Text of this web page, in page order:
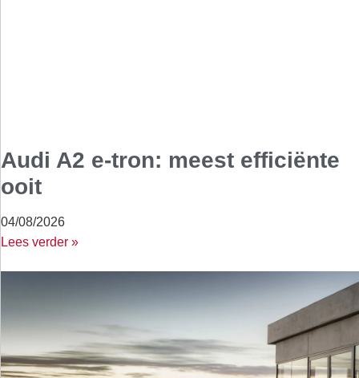
Audi A2 e-tron: meest efficiënte
ooit
04/08/2026
Lees verder »